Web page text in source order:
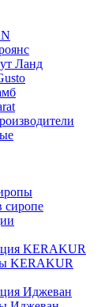
Ланд
сиропе
KERAKUR
KERAKUR
Иджеван